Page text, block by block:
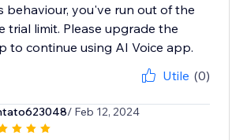
behaviour, you've run out of the
trial limit. Please upgrade the
to continue using AI Voice app.
Utile (0)
/ Feb 12, 2024